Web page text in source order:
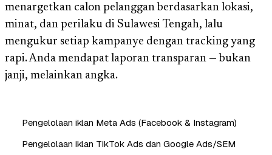
menargetkan calon pelanggan berdasarkan lokasi,
minat, dan perilaku di Sulawesi Tengah, lalu
mengukur setiap kampanye dengan tracking yang
rapi. Anda mendapat laporan transparan — bukan
janji, melainkan angka.
Pengelolaan iklan Meta Ads (Facebook & Instagram)
Pengelolaan iklan TikTok Ads dan Google Ads/SEM